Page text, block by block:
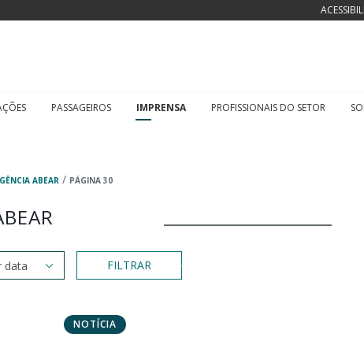
PASSAGEIROS IMPRENSA PROFISSIONAIS DO SETOR
ABEAR/ PÁGINA 30
FILTRAR
NOTÍCIA